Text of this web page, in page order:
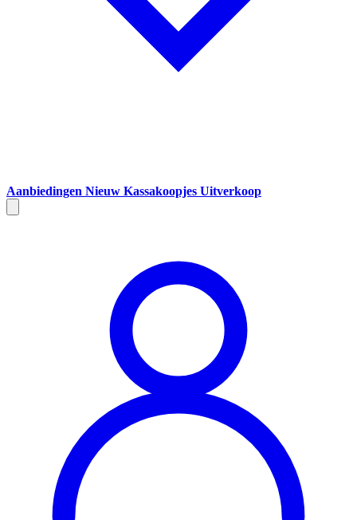
Aanbiedingen Nieuw Kassakoopjes Uitverkoop